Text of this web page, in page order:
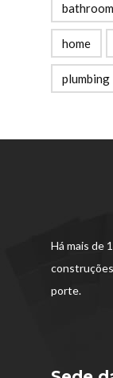
bathroom
home
plumbing
Há mais de
porte.